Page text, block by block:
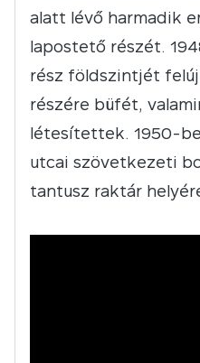
alatt lévő harmadik
lapostető részét.
rész földszintjét
részére büfét,
létesítettek. 1950-
utcai szövetkezeti
tantusz raktár